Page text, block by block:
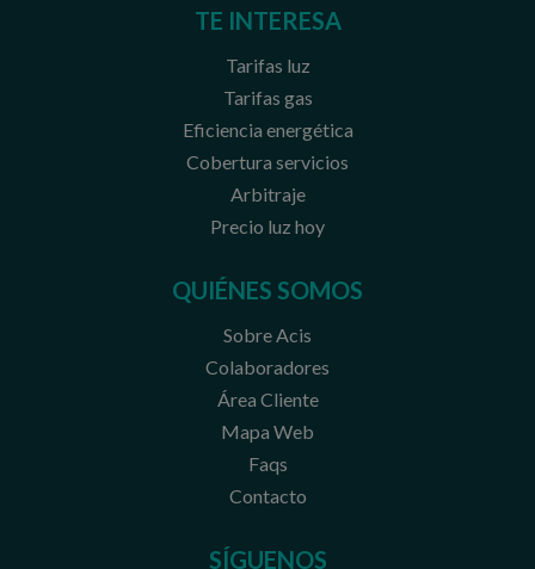
TE INTERESA
Tarifas luz
Tarifas gas
Eficiencia energética
Cobertura servicios
Arbitraje
Precio luz hoy
QUIÉNES SOMOS
Sobre Acis
Colaboradores
Área Cliente
Mapa Web
Faqs
Contacto
SÍGUENOS